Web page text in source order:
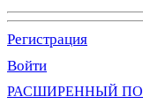
Регистрация
Войти
РАСШИРЕННЫЙ